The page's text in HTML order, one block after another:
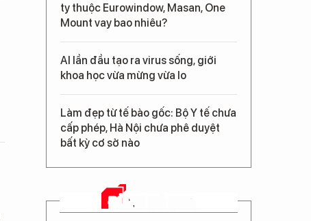
ty thuộc Eurowindow, Masan, One
Mount vay bao nhiêu?
AI lần đầu tạo ra virus sống, giới
khoa học vừa mừng vừa lo
Làm đẹp từ tế bào gốc: Bộ Y tế chưa
cấp phép, Hà Nội chưa phê duyệt
bất kỳ cơ sở nào
ĐỪNG BỎ QUA